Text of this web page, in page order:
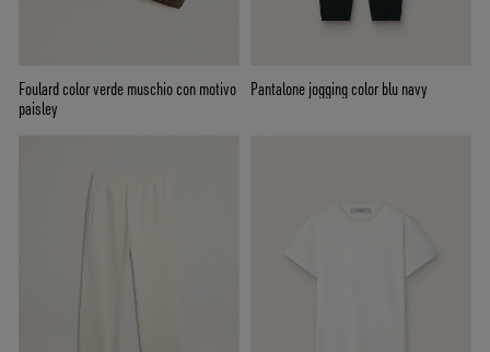
Foulard color verde muschio con motivo
paisley
Pantalone jogging color blu navy